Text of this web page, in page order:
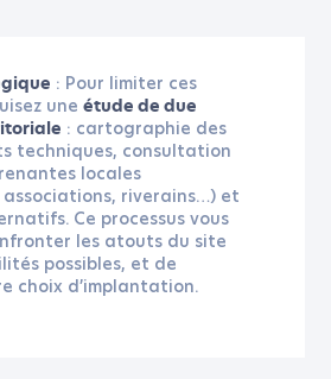
: Pour limiter ces
une étude de due
: cartographie des
techniques, consultation
locales
riverains…) et
Ce processus vous
les atouts du site
possibles, et de
choix d’implantation.